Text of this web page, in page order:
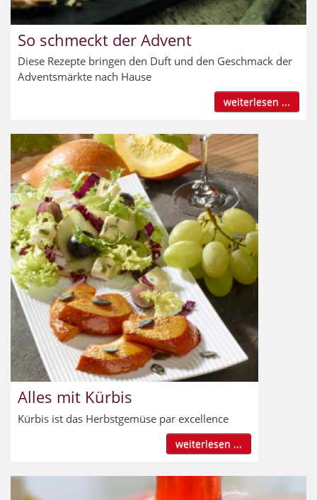
So schmeckt der Advent
Diese Rezepte bringen den Duft und den Geschmack der
Adventsmärkte nach Hause
weiterlesen ...
Alles mit Kürbis
Kürbis ist das Herbstgemüse par excellence
weiterlesen ...